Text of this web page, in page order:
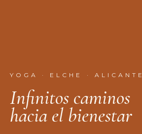
YOGA · ELCHE · ALICANTE
Infnitos caminos
hacia el bienestar